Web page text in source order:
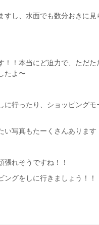
し、水面でも数分おきに見
！本当にど迫力で、ただ
たよ〜
行ったり、ショッピング
写真もたーくさんあります
れそうですね！！
グをしに行きましょう！！